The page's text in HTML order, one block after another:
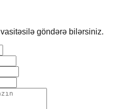
göndərə bilərsiniz.